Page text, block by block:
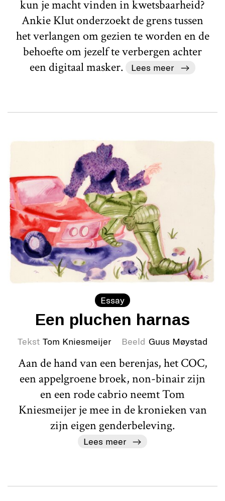
kun je macht vinden in kwetsbaarheid?
Ankie Klut onderzoekt de grens tussen
het verlangen om gezien te worden en de
behoefte om jezelf te verbergen achter
een digitaal masker.
Lees meer
Essay
Een pluchen harnas
Tekst Tom Kniesmeijer Beeld Guus Møystad
Aan de hand van een berenjas, het COC,
een appelgroene broek, non-binair zijn
en een rode cabrio neemt Tom
Kniesmeijer je mee in de kronieken van
zijn eigen genderbeleving.
Lees meer